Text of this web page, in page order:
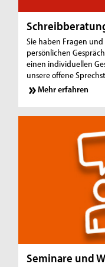
Sie haben Fragen
persönlichen
einen individuellen
unsere offene
Mehr erfahren
Seminare und